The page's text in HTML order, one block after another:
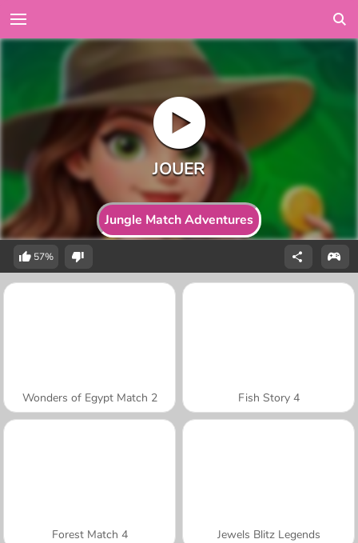
Jungle Match Adventures
57%
Wonders of Egypt Match 2 Fish Story 4
Forest Match 4 Jewels Blitz Legends